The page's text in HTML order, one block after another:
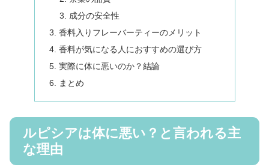
成分の安全性
香料入りフレーバーティーのメリット
香料が気になる人におすすめの選び方
実際に体に悪いのか？結論
まとめ
ルピシアは体に悪い？と言われる主
な理由